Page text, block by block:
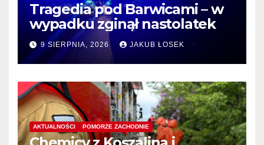
Tragedia pod Barwicami – w
wypadku zginął nastolatek
9 SIERPNIA, 2026 JAKUB ŁOSEK
AKTUALNOŚCI POMORZE ZACHODNIE